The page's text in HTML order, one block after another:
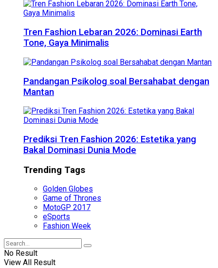
Tren Fashion Lebaran 2026: Dominasi Earth
Tone, Gaya Minimalis
Pandangan Psikolog soal Bersahabat dengan
Mantan
Prediksi Tren Fashion 2026: Estetika yang
Bakal Dominasi Dunia Mode
Trending Tags
Golden Globes
Game of Thrones
MotoGP 2017
eSports
Fashion Week
No Result
View All Result